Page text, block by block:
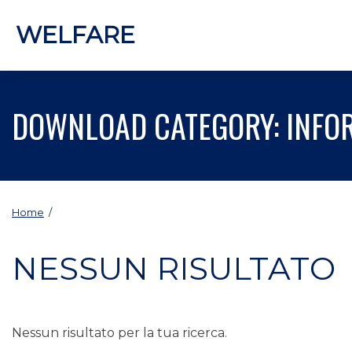
WELFARE
DOWNLOAD CATEGORY:
Home /
NESSUN RISULTATO
Nessun risultato per la tua ricerca.